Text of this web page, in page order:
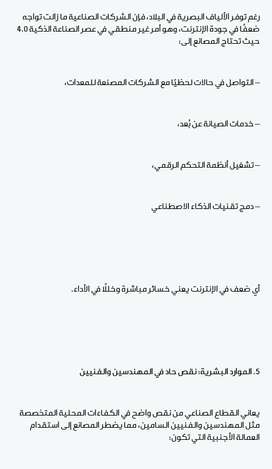
رغم توفر الألياف البصرية في البلاد، فإن الشركات الصناعية ما زالت تواجه
ضعفًا في جودة الإنترنت، وهو أمر غير منطقي في عصر الصناعة الذكية 4.0
حيث تحتاج المصانع إلى:
– التواصل في حالات لحظيًا مع الشركات المصنعة للمعدات،
– خدمات الصيانة عن بُعد،
– تشغيل أنظمة التحكم الرقمي،
– دمج تقنيات الذكاء الاصطناعي
أي ضعف في الإنترنت يعني خسائر مباشرة وخللاً في الأداء.
5. الموارد البشرية: نقص حاد في المهندسين والفنيين
يعاني القطاع الصناعي من نقص واضح في الكفاءات المحلية المتخصصة
مثل المهندسين والفنيين السامين، مما يضطر المصانع إلى استقدام
العمالة الأجنبية التي تكون: